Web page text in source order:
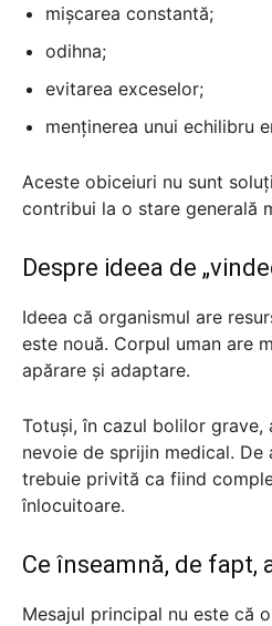
mișcarea constantă;
odihna;
evitarea exceselor;
menținerea unui echilibru
Aceste obiceiuri nu sunt
contribui la o stare generală
Despre ideea de
Ideea că organismul are
este nouă. Corpul uman are
apărare și adaptare.
Totuși, în cazul bolilor grave,
nevoie de sprijin medical. De
trebuie privită ca fiind
înlocuitoare.
Ce înseamnă, de fapt,
Mesajul principal nu este că